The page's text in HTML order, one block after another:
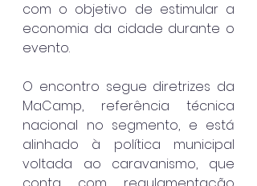
com o objetivo de estimular a
economia da cidade durante o
evento.
O encontro segue diretrizes da
MaCamp, referência técnica
nacional no segmento, e está
alinhado à política municipal
voltada ao caravanismo, que